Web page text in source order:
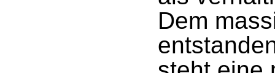
Dem